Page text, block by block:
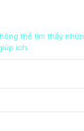
thể tìm thấy
ích.